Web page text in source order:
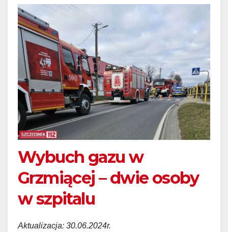
Wybuch gazu w
Grzmiącej – dwie osoby
w szpitalu
Aktualizacja: 30.06.2024r.